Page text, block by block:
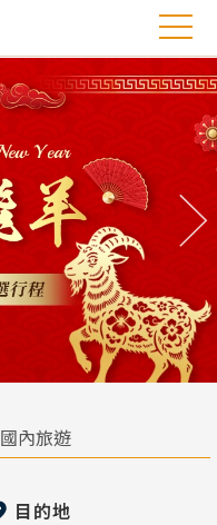
往
國內旅遊
目的地